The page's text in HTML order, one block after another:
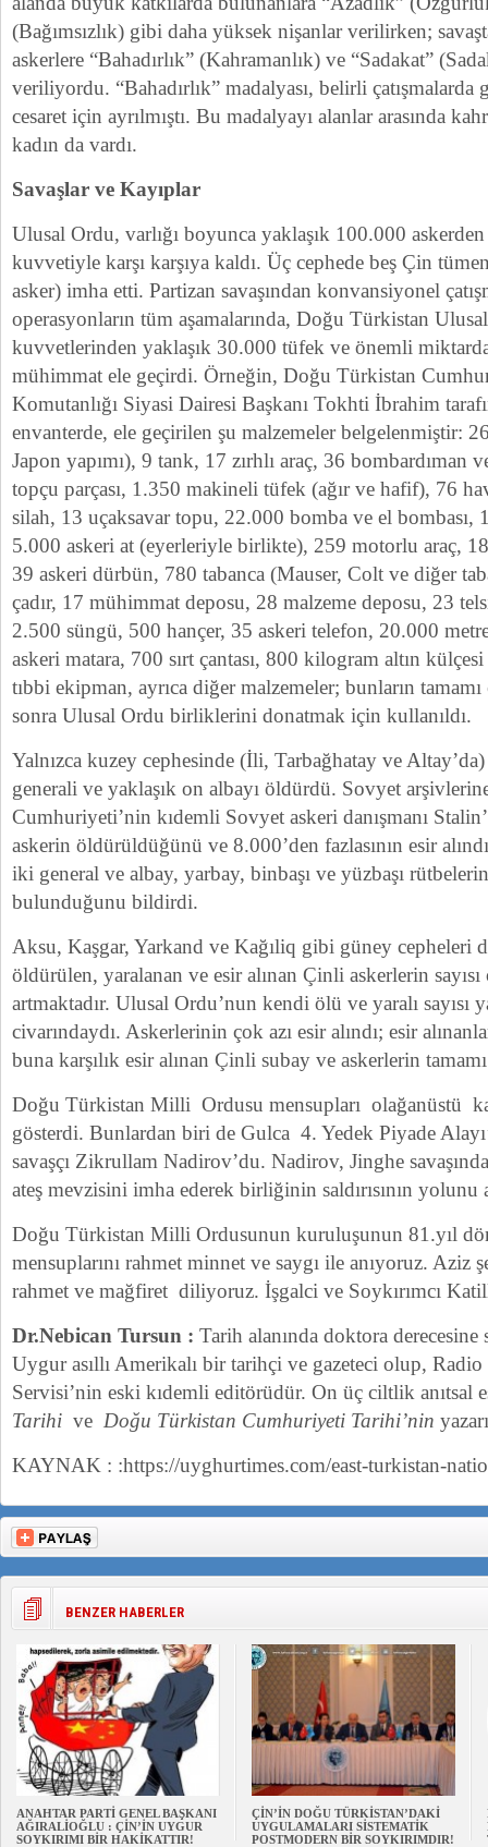
(Bağımsızlık) gibi daha yüksek nişanlar verilirken;
askerlere “Bahadırlık” (Kahramanlık) ve “Sadakat”
veriliyordu. “Bahadırlık” madalyası, belirli çatışmalarda
cesaret için ayrılmıştı. Bu madalyayı alanlar arasında
kadın da vardı.
Savaşlar ve Kayıplar
Ulusal Ordu, varlığı boyunca yaklaşık 100.000
kuvvetiyle karşı karşıya kaldı. Üç cephede beş Çin
asker) imha etti. Partizan savaşından konvansiyonel
operasyonların tüm aşamalarında, Doğu Türkistan
kuvvetlerinden yaklaşık 30.000 tüfek ve önemli
mühimmat ele geçirdi. Örneğin, Doğu Türkistan
Komutanlığı Siyasi Dairesi Başkanı Tokhti İbrahim
envanterde, ele geçirilen şu malzemeler belgelenmiştir:
Japon yapımı), 9 tank, 17 zırhlı araç, 36 bombardıman
topçu parçası, 1.350 makineli tüfek (ağır ve hafif), 76
silah, 13 uçaksavar topu, 22.000 bomba ve el bombası,
5.000 askeri at (eyerleriyle birlikte), 259 motorlu araç,
39 askeri dürbün, 780 tabanca (Mauser, Colt ve diğer
çadır, 17 mühimmat deposu, 28 malzeme deposu, 23
2.500 süngü, 500 hançer, 35 askeri telefon, 20.000
askeri matara, 700 sırt çantası, 800 kilogram altın
tıbbi ekipman, ayrıca diğer malzemeler; bunların
sonra Ulusal Ordu birliklerini donatmak için kullanıldı.
Yalnızca kuzey cephesinde (İli, Tarbağhatay ve
generali ve yaklaşık on albayı öldürdü. Sovyet
Cumhuriyeti’nin kıdemli Sovyet askeri danışmanı
askerin öldürüldüğünü ve 8.000’den fazlasının esir
iki general ve albay, yarbay, binbaşı ve yüzbaşı
bulunduğunu bildirdi.
Aksu, Kaşgar, Yarkand ve Kağıliq gibi güney cepheleri
öldürülen, yaralanan ve esir alınan Çinli askerlerin
artmaktadır. Ulusal Ordu’nun kendi ölü ve yaralı sayısı
civarındaydı. Askerlerinin çok azı esir alındı; esir
buna karşılık esir alınan Çinli subay ve askerlerin
Doğu Türkistan Milli Ordusu mensupları olağanüstü
gösterdi. Bunlardan biri de Gulca 4. Yedek Piyade
savaşçı Zikrullam Nadirov’du. Nadirov, Jinghe
ateş mevzisini imha ederek birliğinin saldırısının yolunu
Doğu Türkistan Milli Ordusunun kuruluşunun 81.yıl
mensuplarını rahmet minnet ve saygı ile anıyoruz. Aziz
rahmet ve mağfiret diliyoruz. İşgalci ve Soykırımcı
Dr.Nebican Tursun : Tarih alanında doktora
Uygur asıllı Amerikalı bir tarihçi ve gazeteci olup,
Servisi’nin eski kıdemli editörüdür. On üç ciltlik anıtsal
Tarihi ve Doğu Türkistan Cumhuriyeti Tarihi’nin
KAYNAK : :https://uyghurtimes.com/east-turkistan-
BENZER HABERLER
ANAHTAR PARTİ GENEL BAŞKANI
AĞIRALİOĞLU : ÇİN’İN UYGUR
SOYKIRIMI BİR HAKİKATTIR!
ÇİN’İN DOĞU TÜRKİSTAN’DAKİ
UYGULAMALARI SİSTEMATİK
POSTMODERN BİR SOYKIRIMDIR!